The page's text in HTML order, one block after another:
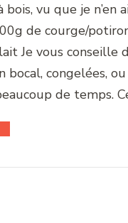
vu que je n’en
de courge/
Je vous conseille
bocal, congelées,
de temps.